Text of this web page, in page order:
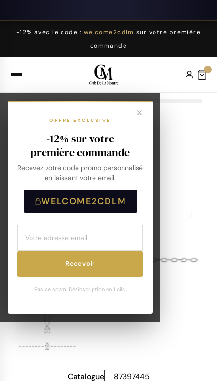
-12% avec le code : welcome2cdlm sur votre première
commande
OFFRE EXCLUSIVE
-12% sur votre
première commande
Recevez votre code promo personnalisé
en laissant votre email.
WELCOME2CDLM
Recevoir
Pas de spam. Désinscription en 1 clic.
Catalogue 87397445